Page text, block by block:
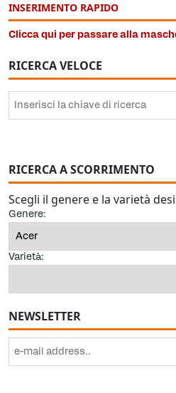
INSERIMENTO RAPIDO
Clicca qui per passare alla
RICERCA VELOCE
RICERCA A SCORRIMENTO
Scegli il genere e la varietà
Genere:
Varietà:
NEWSLETTER